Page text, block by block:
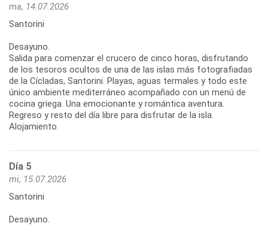
ma, 14.07.2026
Santorini
Desayuno.
Salida para comenzar el crucero de cinco horas, disfrutando
de los tesoros ocultos de una de las islas más fotografiadas
de la Cícladas, Santorini. Playas, aguas termales y todo este
único ambiente mediterráneo acompañado con un menú de
cocina griega. Una emocionante y romántica aventura.
Regreso y resto del día libre para disfrutar de la isla.
Alojamiento.
Día 5
mi, 15.07.2026
Santorini
Desayuno.